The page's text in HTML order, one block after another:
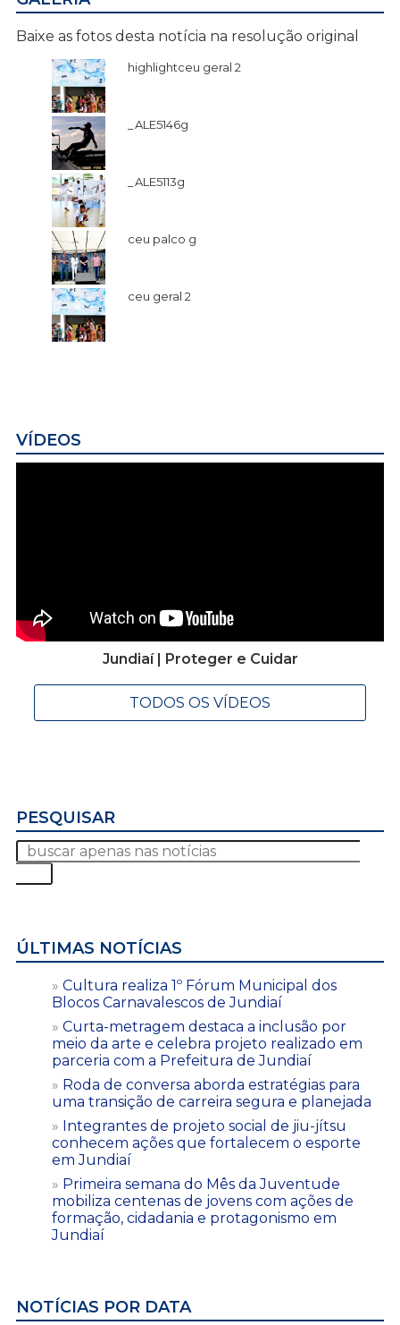
Baixe as fotos desta notícia na resolução original
highlightceu geral 2
_ALE5146g
_ALE5113g
ceu palco g
ceu geral 2
VÍDEOS
Jundiaí | Proteger e Cuidar
TODOS OS VÍDEOS
PESQUISAR
ÚLTIMAS NOTÍCIAS
Cultura realiza 1º Fórum Municipal dos
Blocos Carnavalescos de Jundiaí
Curta-metragem destaca a inclusão por
meio da arte e celebra projeto realizado em
parceria com a Prefeitura de Jundiaí
Roda de conversa aborda estratégias para
uma transição de carreira segura e planejada
Integrantes de projeto social de jiu-jítsu
conhecem ações que fortalecem o esporte
em Jundiaí
Primeira semana do Mês da Juventude
mobiliza centenas de jovens com ações de
formação, cidadania e protagonismo em
Jundiaí
NOTÍCIAS POR DATA